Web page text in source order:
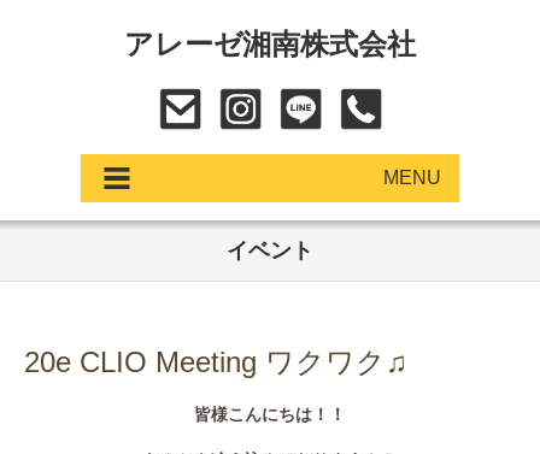
アレーゼ湘南株式会社
MENU
中古車
イベント
20e CLIO Meeting ワクワク♫
皆様こんにちは！！